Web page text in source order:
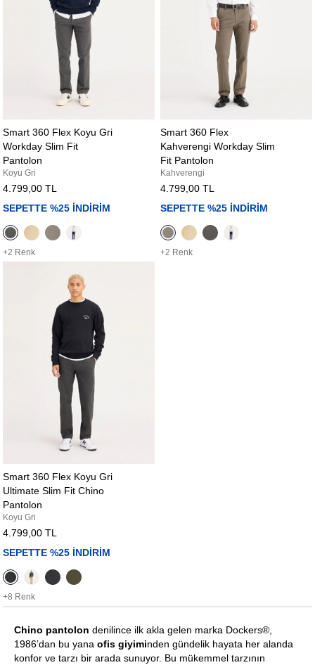
+2 Renk
Smart 360 Flex Koyu Gri
Workday Slim Fit
Pantolon
Koyu Gri
4.799,00 TL
SEPETTE %25 İNDİRİM
+2 Renk
Smart 360 Flex
Kahverengi Workday Slim
Fit Pantolon
Kahverengi
4.799,00 TL
SEPETTE %25 İNDİRİM
+8 Renk
Smart 360 Flex Koyu Gri
Ultimate Slim Fit Chino
Pantolon
Koyu Gri
4.799,00 TL
SEPETTE %25 İNDİRİM
Chino pantolon denilince ilk akla gelen marka Dockers®,
1986’dan bu yana ofis giyiminden gündelik hayata her alanda
konfor ve tarzı bir arada sunuyor. Bu mükemmel tarzının